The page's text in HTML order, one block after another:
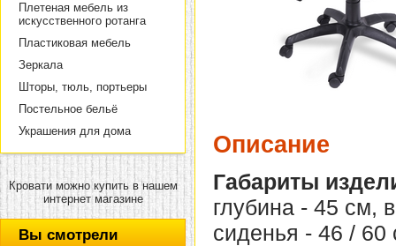
Плетеная мебель из
искусственного ротанга
Пластиковая мебель
Зеркала
Шторы, тюль, портьеры
Постельное бельё
Украшения для дома
Кровати можно купить в нашем
интернет магазине
Вы смотрели
Описание
Габариты
глубина - 45 см,
сиденья - 46 / 60